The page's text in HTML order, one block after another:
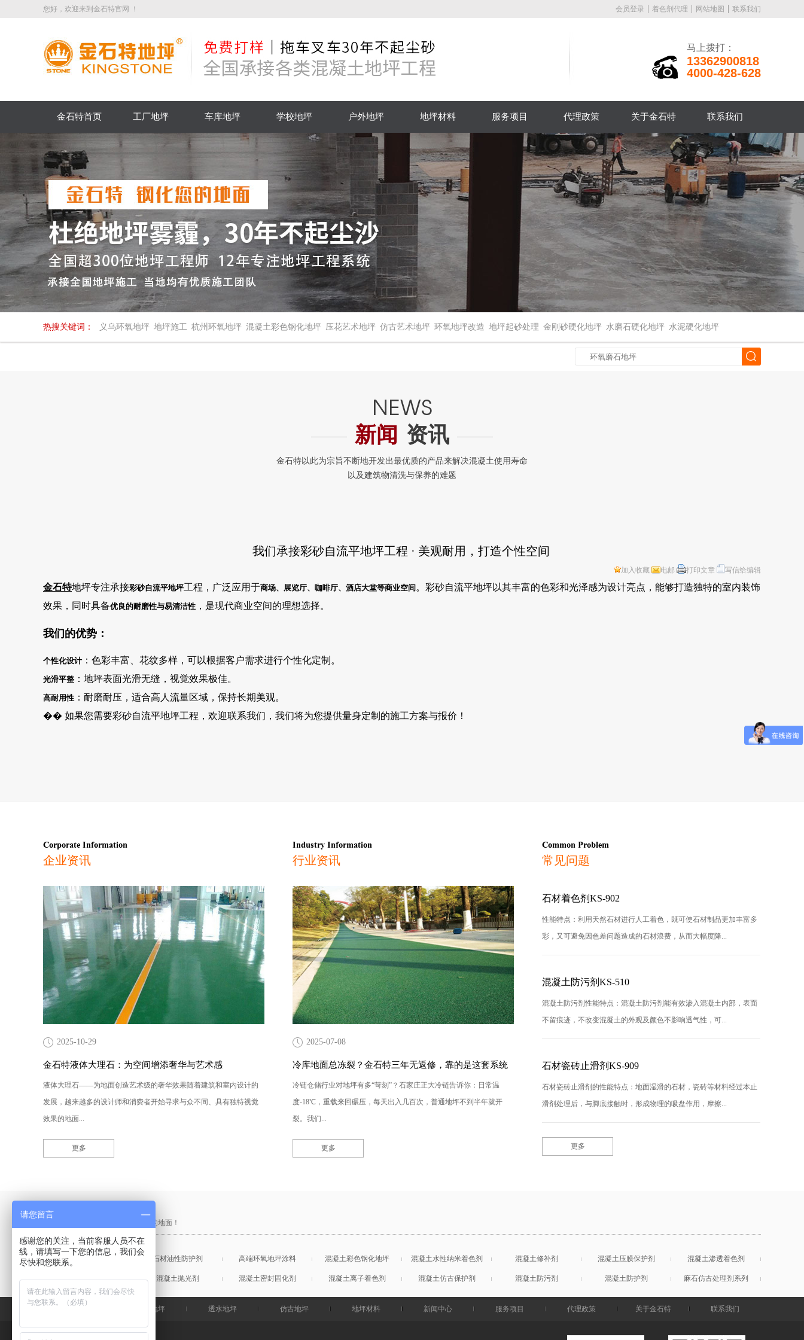
您好，欢迎来到金石特官网 ！ 会员登录 着色剂代理 网站地图 联系我们
马上拨打：
13362900818
4000-428-628
金石特首页 工厂地坪 车库地坪 学校地坪 户外地坪 地坪材料 服务项目 代理政策 关于金石特 联系我们
热搜关键词： 义乌环氧地坪 地坪施工 杭州环氧地坪 混凝土彩色钢化地坪 压花艺术地坪 仿古艺术地坪 环氧地坪改造 地坪起砂处理 金刚砂硬化地坪 水磨石硬化地坪 水泥硬化地坪
新闻 资讯
我们承接彩砂自流平地坪工程 · 美观耐用，打造个性空间
加入收藏 电邮 打印文章 写信给编辑
金石特地坪专注承接彩砂自流平地坪工程，广泛应用于商场、展览厅、咖啡厅、酒店大堂等商业空间 。彩砂自流平地坪以其丰富的色彩和光泽感为设计亮点，能够打造独特的室内装饰
效果，同时具备优良的耐磨性与易清洁性 ，是现代商业空间的理想选择。
我们的优势：
个性化设计：色彩丰富、花纹多样，可以根据客户需求进行个性化定制。
光滑平整 ：地坪表面光滑无缝，视觉效果极佳。
高耐用性 ：耐磨耐压，适合高人流量区域，保持长期美观。
�� 如果您需要彩砂自流平地坪工程，欢迎联系我们，我们将为您提供量身定制的施工方案与报价！
Corporate Information
企业资讯
2025-10-29
金石特液体大理石：为空间增添奢华与艺术感
液体大理石——为地面创造艺术级的奢华效果随着建筑和室内设计的
发展，越来越多的设计师和消费者开始寻求与众不同、具有独特视觉
效果的地面...
更多
Industry Information
行业资讯
2025-07-08
冷库地面总冻裂？金石特三年无返修，靠的是这套系统
冷链仓储行业对地坪有多“苛刻”？石家庄正大冷链告诉你：日常温
度-18℃，重载来回碾压，每天出入几百次，普通地坪不到半年就开
裂。我们...
更多
Common Problem
常见问题
石材着色剂KS-902
性能特点：利用天然石材进行人工着色，既可使石材制品更加丰富多
彩，又可避免因色差问题造成的石材浪费，从而大幅度降...
混凝土防污剂KS-510
混凝土防污剂性能特点：混凝土防污剂能有效渗入混凝土内部，表面
不留痕迹，不改变混凝土的外观及颜色不影响透气性，可...
石材瓷砖止滑剂KS-909
石材瓷砖止滑剂的性能特点：地面湿滑的石材，瓷砖等材料经过本止
滑剂处理后，与脚底接触时，形成物理的吸盘作用，摩擦...
更多
产品采购直通车
做中国最硬的地坪，金石特钢化您的地面！
混凝土表面增强剂 石材油性防护剂 高端环氧地坪涂料 混凝土彩色钢化地坪 混凝土水性纳米着色剂 混凝土修补剂 混凝土压膜保护剂 混凝土渗透着色剂
混凝土润色剂 混凝土抛光剂 混凝土密封固化剂 混凝土离子着色剂 混凝土仿古保护剂 混凝土防污剂 混凝土防护剂 麻石仿古处理剂系列
钢化地坪 透水地坪 仿古地坪 地坪材料 新闻中心 服务项目 代理政策 关于金石特 联系我们
请您留言
感谢您的关注，当前客服人员不在
线，请填写一下您的信息，我们会
尽快和您联系。